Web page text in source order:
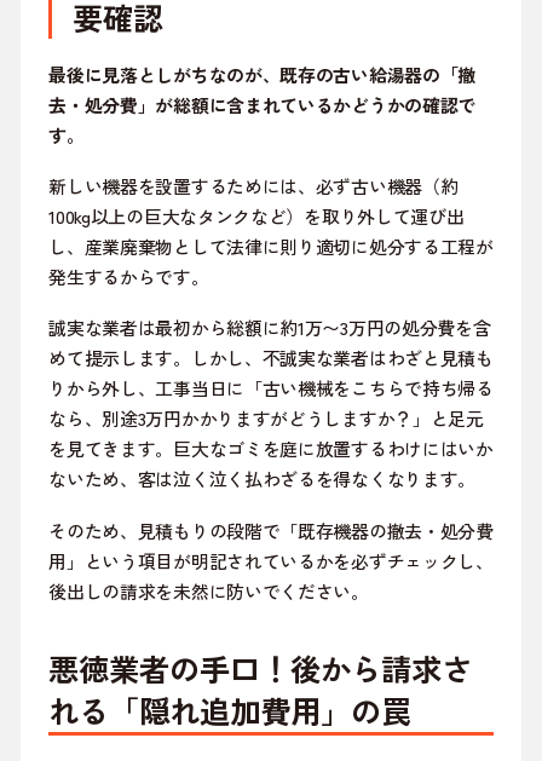
要確認
最後に見落としがちなのが、既存の古い給湯器の「撤
去・処分費」が総額に含まれているかどうかの確認で
す。
新しい機器を設置するためには、必ず古い機器（約
100kg以上の巨大なタンクなど）を取り外して運び出
し、産業廃棄物として法律に則り適切に処分する工程が
発生するからです。
誠実な業者は最初から総額に約1万〜3万円の処分費を含
めて提示します。しかし、不誠実な業者はわざと見積も
りから外し、工事当日に「古い機械をこちらで持ち帰る
なら、別途3万円かかりますがどうしますか？」と足元
を見てきます。巨大なゴミを庭に放置するわけにはいか
ないため、客は泣く泣く払わざるを得なくなります。
そのため、見積もりの段階で「既存機器の撤去・処分費
用」という項目が明記されているかを必ずチェックし、
後出しの請求を未然に防いでください。
悪徳業者の手口！後から請求さ
れる「隠れ追加費用」の罠